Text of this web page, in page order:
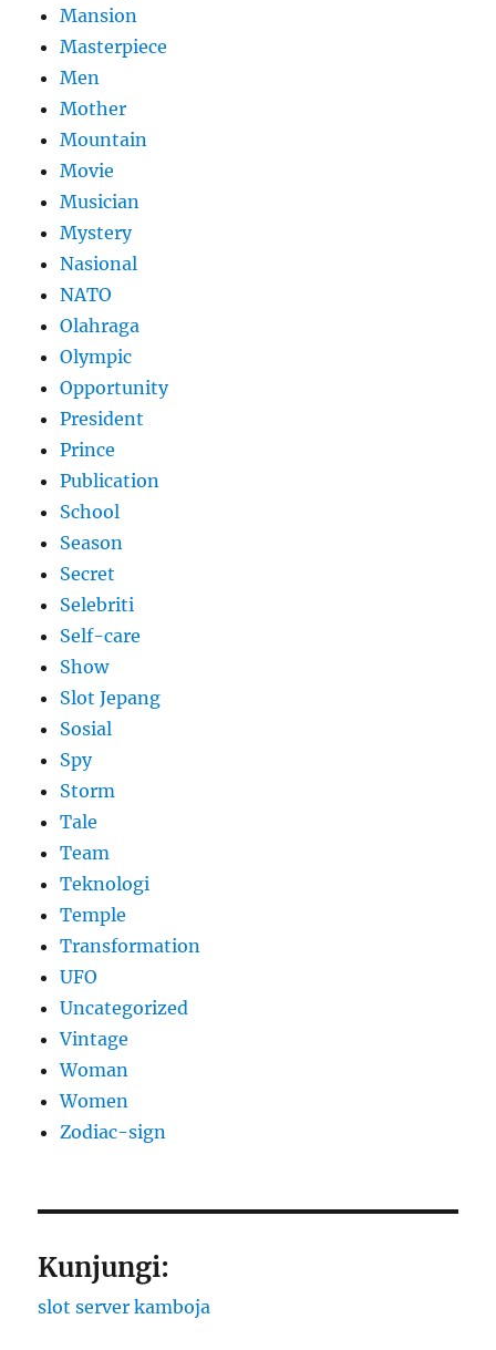
Mansion
Masterpiece
Men
Mother
Mountain
Movie
Musician
Mystery
Nasional
NATO
Olahraga
Olympic
Opportunity
President
Prince
Publication
School
Season
Secret
Selebriti
Self-care
Show
Slot Jepang
Sosial
Spy
Storm
Tale
Team
Teknologi
Temple
Transformation
UFO
Uncategorized
Vintage
Woman
Women
Zodiac-sign
Kunjungi:
slot server kamboja